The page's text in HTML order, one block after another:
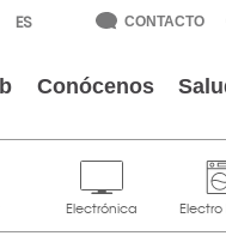
CONTACTO
Conócenos